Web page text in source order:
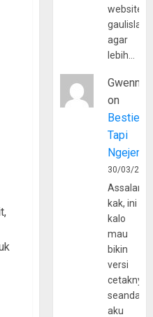
website
agar
lebih…
Gwenny
on
Bestie
Tapi
30/03/
kak, ini
kalo
mau
bikin
versi
cetaknya
aku